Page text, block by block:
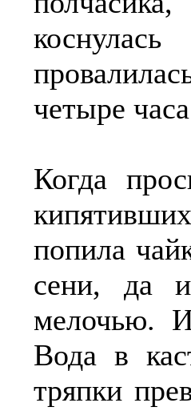
четыре
Когда
попила
сени, да
мелочью.
Вода в
тряпки